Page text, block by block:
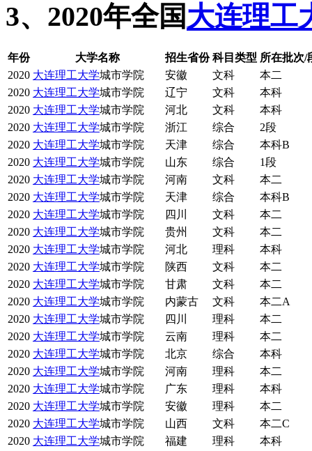
3、2020年全国大连理工
年份 大学名称 招生省份 科目类型 所在批次/
2020 大连理工大学城市学院 安徽 文科
本二
2020 大连理工大学城市学院 辽宁 文科
本科
2020 大连理工大学城市学院 河北 文科
本科
2020 大连理工大学城市学院 浙江 综合
2段
2020 大连理工大学城市学院 天津 综合
本科B
2020 大连理工大学城市学院 山东 综合
1段
2020 大连理工大学城市学院 河南 文科
本二
2020 大连理工大学城市学院 天津 综合
本科B
2020 大连理工大学城市学院 四川 文科
本二
2020 大连理工大学城市学院 贵州 文科
本二
2020 大连理工大学城市学院 河北 理科
本科
2020 大连理工大学城市学院 陕西 文科
本二
2020 大连理工大学城市学院 甘肃 文科
本二
2020 大连理工大学城市学院 内蒙古 文科
本二A
2020 大连理工大学城市学院 四川 理科
本二
2020 大连理工大学城市学院 云南 理科
本二
2020 大连理工大学城市学院 北京 综合
本科
2020 大连理工大学城市学院 河南 理科
本二
2020 大连理工大学城市学院 广东 理科
本科
2020 大连理工大学城市学院 安徽 理科
本二
2020 大连理工大学城市学院 山西 文科
本二C
2020 大连理工大学城市学院 福建 理科
本科